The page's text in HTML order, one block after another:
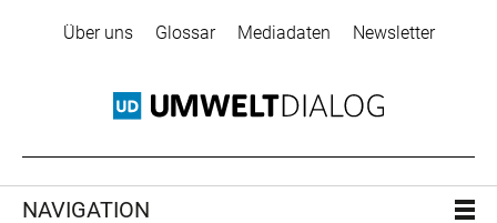
Über uns Glossar Mediadaten Newsletter
NAVIGATION